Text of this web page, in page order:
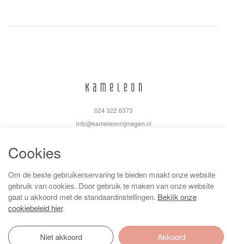
024 322 6373
info@kameleonnijmegen.nl
Algemene voorwaarden
Privacy policy
Cookiebeleid
Cookies
Om de beste gebruikerservaring te bieden maakt onze website
gebruik van cookies. Door gebruik te maken van onze website
gaat u akkoord met de standaardinstellingen. Bekijk onze
cookiebeleid hier.